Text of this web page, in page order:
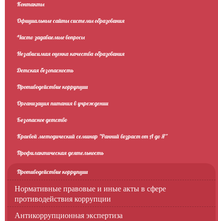
Контакты
Официальные сайты системы образования
Часто задаваемые вопросы
Независимая оценка качества образования
Детская безопасность
Противодействие коррупции
Организация питания в учреждении
Безопасное детство
Краевой методический семинар "Ранний возраст от А до Я"
Профилактическая деятельность
Противодействие коррупции
Нормативные правовые и иные акты в сфере
противодействия коррупции
Антикоррупционная экспертиза